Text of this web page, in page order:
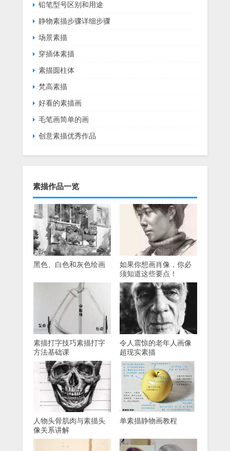
铅笔型号区别和用途
静物素描步骤详细步骤
场景素描
穿插体素描
素描圆柱体
梵高素描
好看的素描画
毛笔画简单的画
创意素描优秀作品
素描作品一览
黑色、白色和灰色绘画
如果你想画肖像，你必
须知道这些要点！
素描打字技巧素描打字
方法基础课
令人震惊的老年人画像
超现实素描
人物头骨肌肉与素描头
像关系讲解
单素描静物画教程